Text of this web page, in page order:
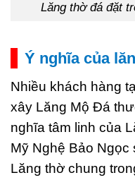
Lăng thờ đá đặt
Ý nghĩa của
Nhiều khách hàng
xây Lăng Mộ Đá
nghĩa tâm linh của
Mỹ Nghệ Bảo Ngọc
Lăng thờ chung